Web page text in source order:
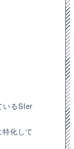
いるSIer
化して